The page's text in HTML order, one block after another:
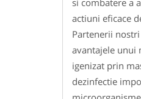
si combatere a
actiuni eficace
Partenerii
avantajele unui
igenizat prin
dezinfectie